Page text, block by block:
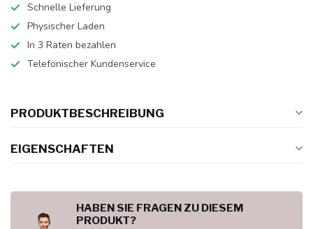
Schnelle Lieferung
Physischer Laden
In 3 Raten bezahlen
Telefonischer Kundenservice
PRODUKTBESCHREIBUNG
EIGENSCHAFTEN
HABEN SIE FRAGEN ZU DIESEM
PRODUKT?